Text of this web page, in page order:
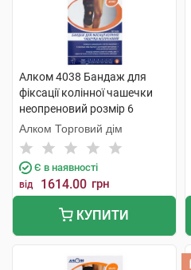
Алком 4038 Бандаж для
фіксації колінної чашечки
неопреновий розмір 6
чорний 1 шт
Алком Торговий дім
Є в наявності
від 1614.00 грн
КУПИТИ